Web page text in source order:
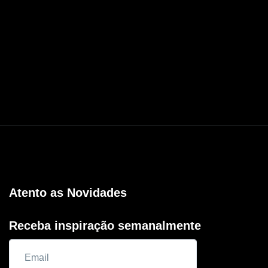
Atento as Novidades
Receba inspiração semanalmente